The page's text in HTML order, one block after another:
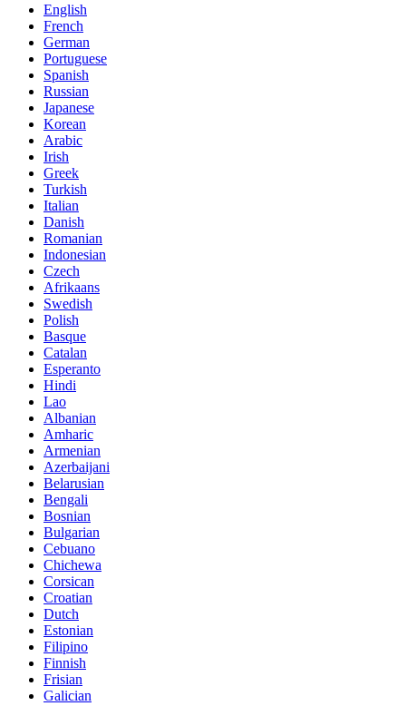
English
French
German
Portuguese
Spanish
Russian
Japanese
Korean
Arabic
Irish
Greek
Turkish
Italian
Danish
Romanian
Indonesian
Czech
Afrikaans
Swedish
Polish
Basque
Catalan
Esperanto
Hindi
Lao
Albanian
Amharic
Armenian
Azerbaijani
Belarusian
Bengali
Bosnian
Bulgarian
Cebuano
Chichewa
Corsican
Croatian
Dutch
Estonian
Filipino
Finnish
Frisian
Galician